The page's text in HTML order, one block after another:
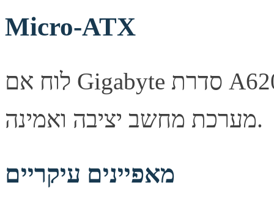
Micro-ATX
לוח אם Gigabyte סדרת A620M, מספק יציבות ואמינות לבניית
מערכת מחשב יציבה ואמינה.
מאפיינים עיקריים